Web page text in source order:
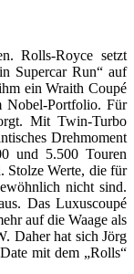
Rolls-Royce setzt
Supercar Run“ auf
ein Wraith Coupé
Nobel-Portfolio. Für
Mit Twin-Turbo
Drehmoment
und 5.500 Touren
Stolze Werte, die für
nicht sind.
Das Luxuscoupé
auf die Waage als
Daher hat sich Jörg
mit dem „Rolls“